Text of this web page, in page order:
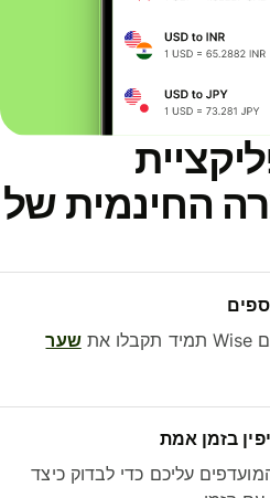
החינמית של
שער
בזמן אמת
עליכם כדי לבדוק כיצד